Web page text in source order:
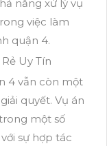
năng xử lý vụ
việc làm
quận 4.
4 vẫn còn một
quyết. Vụ án
một số
sự hợp tác